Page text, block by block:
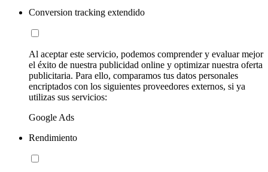
Conversion tracking extendido
Al aceptar este servicio, podemos comprender y evaluar mejor
el éxito de nuestra publicidad online y optimizar nuestra oferta
publicitaria. Para ello, comparamos tus datos personales
encriptados con los siguientes proveedores externos, si ya
utilizas sus servicios:
Google Ads
Rendimiento